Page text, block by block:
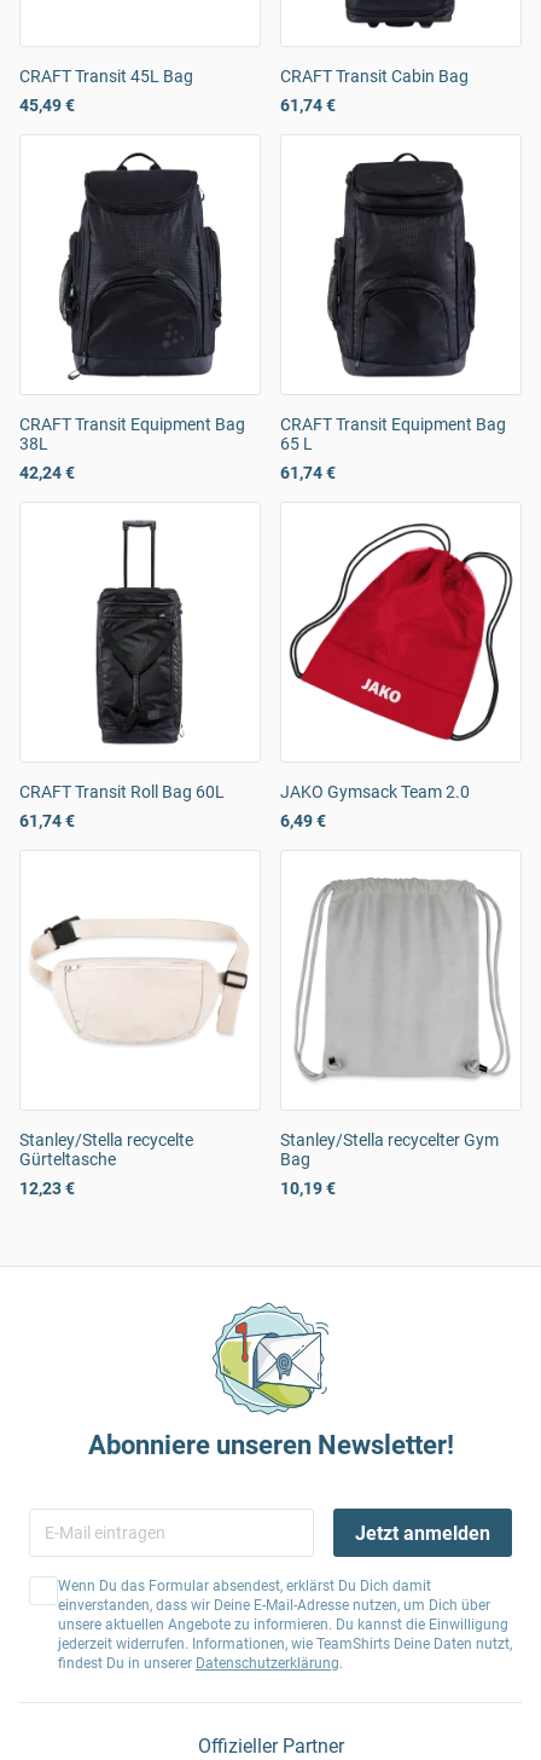
CRAFT Transit 45L Bag
45,49 €
CRAFT Transit Cabin Bag
61,74 €
CRAFT Transit Equipment Bag
38L
42,24 €
CRAFT Transit Equipment Bag
65 L
61,74 €
CRAFT Transit Roll Bag 60L
61,74 €
JAKO Gymsack Team 2.0
6,49 €
Stanley/Stella recycelte
Gürteltasche
12,23 €
Stanley/Stella recycelter Gym
Bag
10,19 €
Abonniere unseren Newsletter!
Jetzt anmelden
Wenn Du das Formular absendest, erklärst Du Dich damit
einverstanden, dass wir Deine E-Mail-Adresse nutzen, um Dich über
unsere aktuellen Angebote zu informieren. Du kannst die Einwilligung
jederzeit widerrufen. Informationen, wie TeamShirts Deine Daten nutzt,
findest Du in unserer Datenschutzerklärung.
Offizieller Partner